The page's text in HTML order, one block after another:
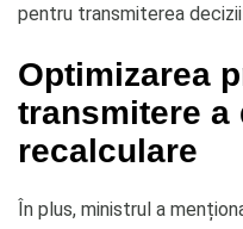
pentru transmiterea
Optimizarea
transmitere a
recalculare
În plus, ministrul a